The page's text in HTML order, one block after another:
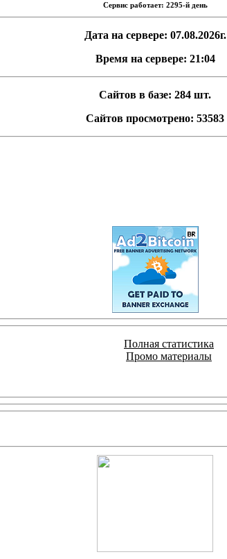
Сервис работает: 2295-й день
Дата на сервере: 07.08.2026г.
Время на сервере: 21:04
Сайтов в базе: 284 шт.
Сайтов просмотрено: 53583
Полная статистика
Промо материалы